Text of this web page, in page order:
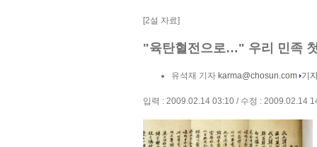
[2설 자료]
"육탄혈전으로…" 우리 민족
유석재 기자 karma@chosun.com 기
입력 : 2009.02.14 03:10 / 수정 : 2009.02.14